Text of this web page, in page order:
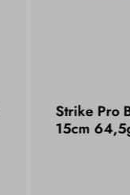
Strike Pro
15cm